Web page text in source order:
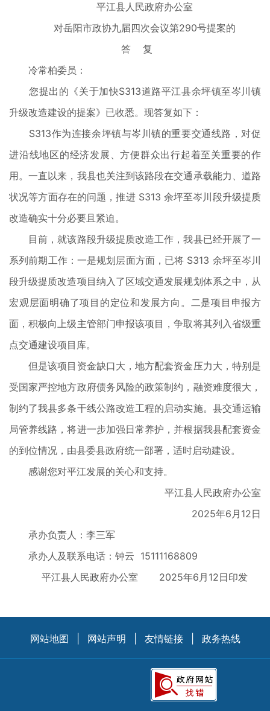
平江县人民政府办公室
对岳阳市政协九届四次会议第290号提案的
答 复
冷常柏委员：
您提出的《关于加快S313道路平江县余坪镇至岑川镇
升级改造建设的提案》已收悉。现答复如下：
S313作为连接余坪镇与岑川镇的重要交通线路，对促
进沿线地区的经济发展、方便群众出行起着至关重要的作
用。一直以来，我县也关注到该路段在交通承载能力、道路
状况等方面存在的问题，推进 S313 余坪至岑川段升级提质
改造确实十分必要且紧迫。
目前，就该路段升级提质改造工作，我县已经开展了一
系列前期工作：一是规划层面方面，已将 S313 余坪至岑川
段升级提质改造项目纳入了区域交通发展规划体系之中，从
宏观层面明确了项目的定位和发展方向。二是项目申报方
面，积极向上级主管部门申报该项目，争取将其列入省级重
点交通建设项目库。
但是该项目资金缺口大，地方配套资金压力大，特别是
受国家严控地方政府债务风险的政策制约，融资难度很大，
制约了我县多条干线公路改造工程的启动实施。县交通运输
局管养线路，将进一步加强日常养护，并根据我县配套资金
的到位情况，由县委县政府统一部署，适时启动建设。
感谢您对平江发展的关心和支持。
平江县人民政府办公室
2025年6月12日
承办负责人：李三军
承办人及联系电话：钟云 15111168809
平江县人民政府办公室 2025年6月12日印发
网站地图 网站声明 友情链接 政务热线